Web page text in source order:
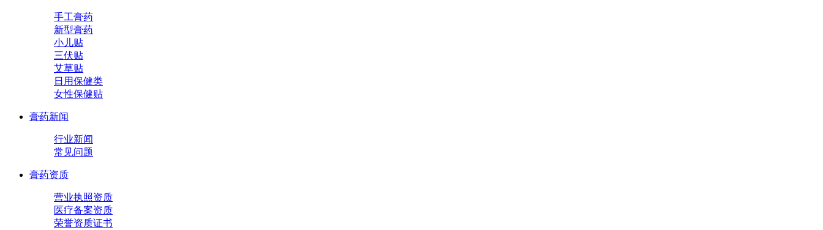
手工膏药
新型膏药
小儿贴
三伏贴
艾草贴
日用保健类
女性保健贴
膏药新闻
行业新闻
常见问题
膏药资质
营业执照资质
医疗备案资质
荣誉资质证书